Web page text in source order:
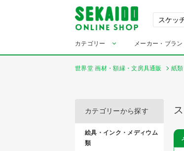
カテゴリー メーカー・ブラン
世界堂 画材・額縁・文房具通販 紙
カテゴリーから探す
絵具・インク・メディウム
類